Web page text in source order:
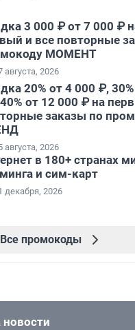
3 000 ₽ от 7 000 ₽
и все повторные
МОМЕНТ
августа, 2026
20% от 4 000 ₽,
от 12 000 ₽ на
заказы по
августа, 2026
в 180+ странах
и сим-карт
декабря, 2026
Все промокоды
новости